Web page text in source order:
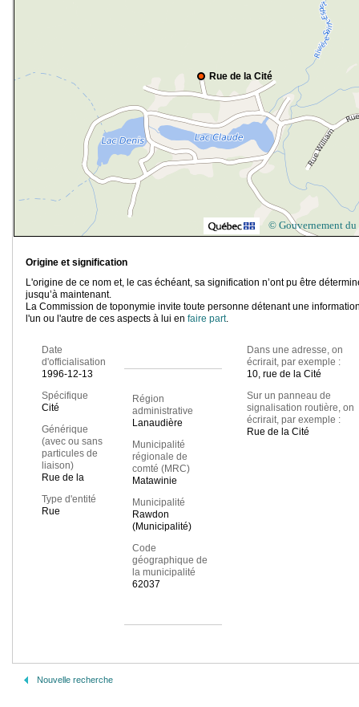
Rue de la Cité
© Gouvernement du
Origine et signification
L'origine de ce nom et, le cas échéant, sa signification n’ont pu être
jusqu’à maintenant.
La Commission de toponymie invite toute personne détenant une
l'un ou l'autre de ces aspects à lui en faire part.
Date
d'officialisation
1996-12-13
Spécifique
Cité
Générique
(avec ou sans
particules de
liaison)
Rue de la
Type d'entité
Rue
Région
administrative
Lanaudière
Municipalité
régionale de
comté (MRC)
Matawinie
Municipalité
Rawdon
(Municipalité)
Code
géographique de
la municipalité
62037
Dans une adresse, on
écrirait, par exemple :
10, rue de la Cité
Sur un panneau de
signalisation routière, on
écrirait, par exemple :
Rue de la Cité
Nouvelle recherche